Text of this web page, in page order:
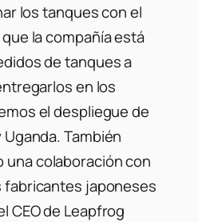
los tanques con el
la compañía está
de tanques a
en los
el despliegue de
También
colaboración con
fabricantes japoneses
CEO de Leapfrog